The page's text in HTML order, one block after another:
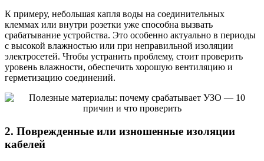
К примеру, небольшая капля воды на соединительных
клеммах или внутри розетки уже способна вызвать
срабатывание устройства. Это особенно актуально в периоды
с высокой влажностью или при неправильной изоляции
электросетей. Чтобы устранить проблему, стоит проверить
уровень влажности, обеспечить хорошую вентиляцию и
герметизацию соединений.
2. Поврежденные или изношенные изоляции
кабелей